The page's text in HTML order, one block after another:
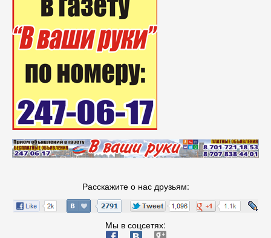
Расскажите о нас друзьям:
Мы в соцсетях: